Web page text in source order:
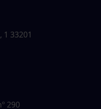
33201
290